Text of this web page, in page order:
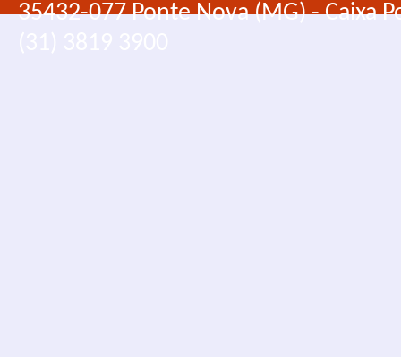
35432-077 Ponte Nova (MG) - Caixa